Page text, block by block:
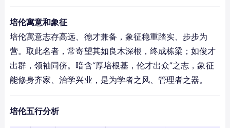
培伦寓意和象征
培伦寓意志存高远、德才兼备，象征稳重踏实、步步为
营。取此名者，常寄望其如良木深根，终成栋梁；如俊才
出群，领袖同侪。暗含“厚培根基，伦才出众”之志，象征
能修身齐家、治学兴业，是为学者之风、管理者之器。
培伦五行分析